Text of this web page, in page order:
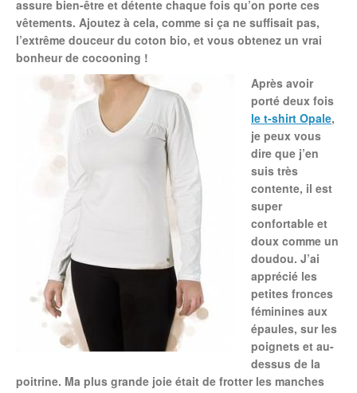
assure bien-être et détente chaque fois qu’on porte ces
vêtements. Ajoutez à cela, comme si ça ne suffisait pas,
l’extrême douceur du coton bio, et vous obtenez un vrai
bonheur de cocooning !
Après avoir
porté deux fois
le t-shirt Opale,
je peux vous
dire que j’en
suis très
contente, il est
super
confortable et
doux comme un
doudou. J’ai
apprécié les
petites fronces
féminines aux
épaules, sur les
poignets et au-
dessus de la
poitrine. Ma plus grande joie était de frotter les manches